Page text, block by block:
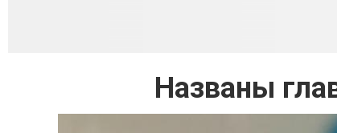
Названы